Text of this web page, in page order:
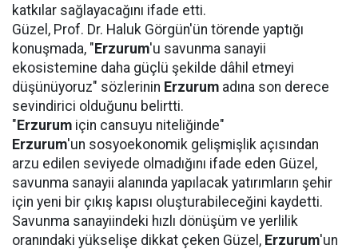
katkılar sağlayacağını ifade etti.
Güzel, Prof. Dr. Haluk Görgün'ün törende yaptığı
konuşmada, " Erzurum'u savunma sanayii
ekosistemine daha güçlü şekilde dâhil etmeyi
düşünüyoruz" sözlerinin Erzurum adına son derece
sevindirici olduğunu belirtti.
" Erzurum için cansuyu niteliğinde"
Erzurum'un sosyoekonomik gelişmişlik açısından
arzu edilen seviyede olmadığını ifade eden Güzel,
savunma sanayii alanında yapılacak yatırımların şehir
için yeni bir çıkış kapısı oluşturabileceğini kaydetti.
Savunma sanayiindeki hızlı dönüşüm ve yerlilik
oranındaki yükselişe dikkat çeken Güzel, Erzurum'un